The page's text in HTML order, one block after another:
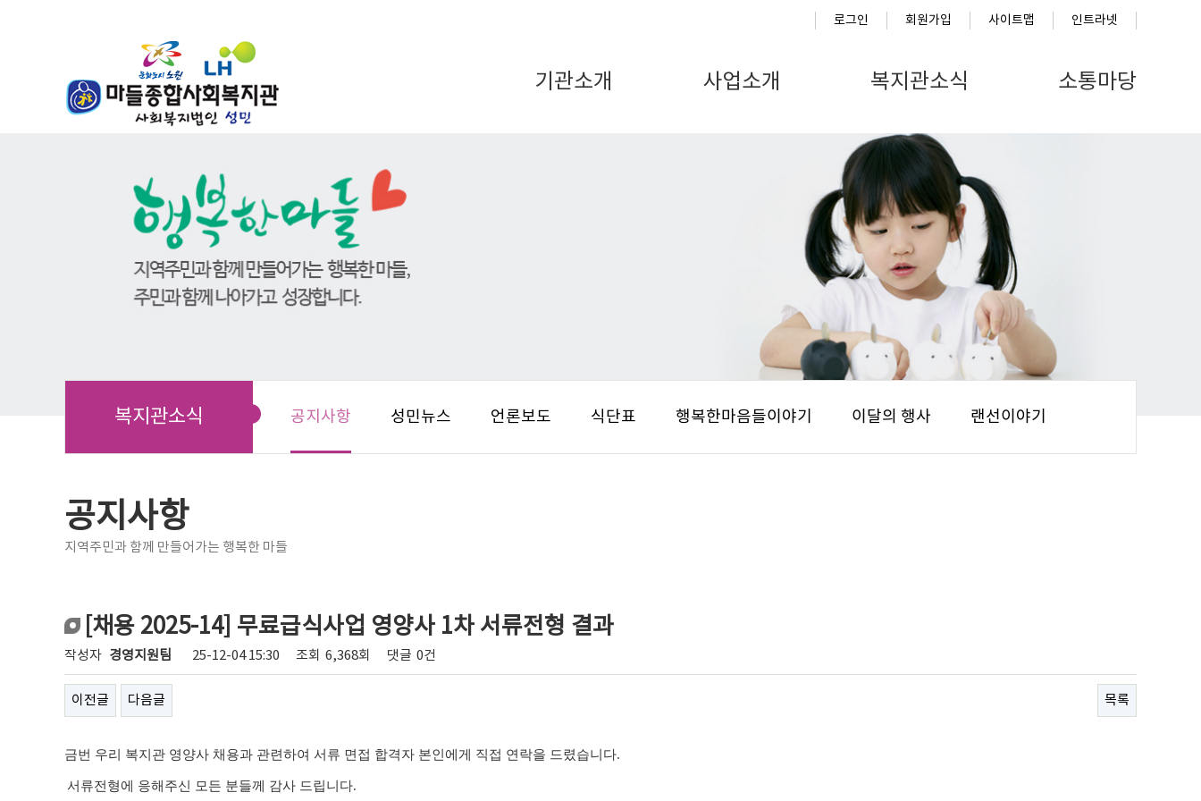
로그인 회원가입 사이트맵 인트라넷
기관소개 사업소개 복지관소식 소통마당
복지관소식 공지사항 성민뉴스 언론보도 식단표 행복한마음들이야기 이달의 행사 랜선이야기
공지사항
지역주민과 함께 만들어가는 행복한 마들
[채용 2025-14] 무료급식사업 영양사 1차 서류전형 결과
작성자 경영지원팀 25-12-04 15:30 조회 6,368회 댓글 0건
이전글 다음글 목록
금번 우리 복지관 영양사 채용과 관련하여 서류 면접 합격자 본인에게 직접 연락을 드렸습니다.
서류전형에 응해주신 모든 분들께 감사 드립니다.